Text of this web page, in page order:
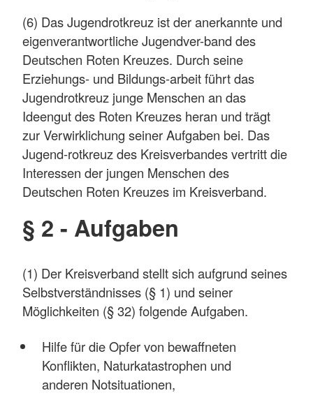
(6) Das Jugendrotkreuz ist der anerkannte und
eigenverantwortliche Jugendver-band des
Deutschen Roten Kreuzes. Durch seine
Erziehungs- und Bildungs-arbeit führt das
Jugendrotkreuz junge Menschen an das
Ideengut des Roten Kreuzes heran und trägt
zur Verwirklichung seiner Aufgaben bei. Das
Jugend-rotkreuz des Kreisverbandes vertritt die
Interessen der jungen Menschen des
Deutschen Roten Kreuzes im Kreisverband.
§ 2 - Aufgaben
(1) Der Kreisverband stellt sich aufgrund seines
Selbstverständnisses (§ 1) und seiner
Möglichkeiten (§ 32) folgende Aufgaben.
Hilfe für die Opfer von bewaffneten
Konflikten, Naturkatastrophen und
anderen Notsituationen,